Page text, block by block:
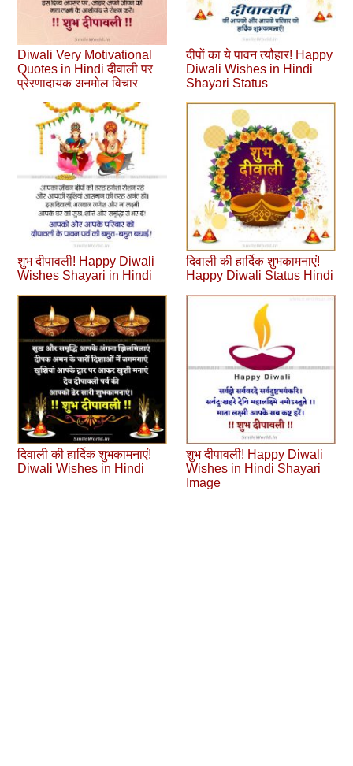
Diwali Very Motivational
Quotes in Hindi दीवाली पर
प्रेरणादायक अनमोल विचार
दीपों का ये पावन त्यौहार! Happy
Diwali Wishes in Hindi
Shayari Status
शुभ दीपावली! Happy Diwali
Wishes Shayari in Hindi
दिवाली की हार्दिक शुभकामनाएं!
Happy Diwali Status Hindi
दिवाली की हार्दिक शुभकामनाएं!
Diwali Wishes in Hindi
शुभ दीपावली! Happy Diwali
Wishes in Hindi Shayari
Image